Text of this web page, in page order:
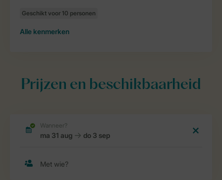
Alle kenmerken
Prijzen en beschikbaarheid